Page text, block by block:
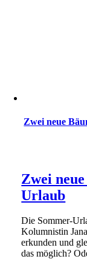
Zwei neue
Zwei
Urlaub
Die Sommer-
Kolumnistin
erkunden und
das möglich?